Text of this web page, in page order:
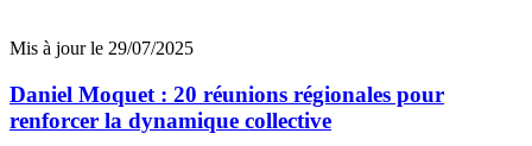
Mis à jour le 29/07/2025
Daniel Moquet : 20 réunions régionales pour
renforcer la dynamique collective